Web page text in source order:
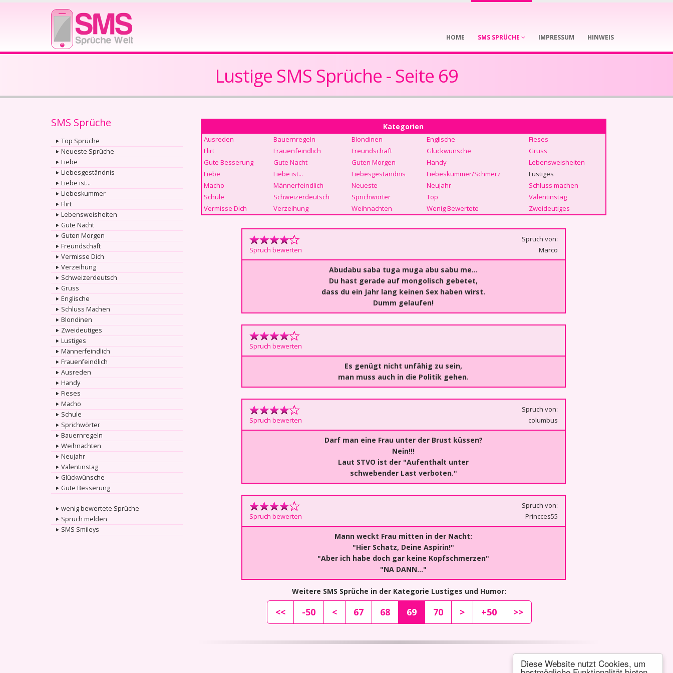
Diese Website nutzt Cookies, um
HOME SMS SPRÜCHE IMPRESSUM HINWEIS
Lustige SMS Sprüche - Seite 69
SMS Sprüche
Top Sprüche
Neueste Sprüche
Liebe
Liebesgeständnis
Liebe ist...
Liebeskummer
Flirt
Lebensweisheiten
Gute Nacht
Guten Morgen
Freundschaft
Vermisse Dich
Verzeihung
Schweizerdeutsch
Gruss
Englische
Schluss Machen
Blondinen
Zweideutiges
Lustiges
Männerfeindlich
Frauenfeindlich
Ausreden
Handy
Fieses
Macho
Schule
Sprichwörter
Bauernregeln
Weihnachten
Neujahr
Valentinstag
Glückwünsche
Gute Besserung
wenig bewertete Sprüche
Spruch melden
SMS Smileys
Kategorien
Ausreden Bauernregeln Blondinen Englische
Fieses
Flirt
Frauenfeindlich Freundschaft Glückwünsche
Gruss
Gute Besserung
Gute Nacht Guten Morgen Handy
Lebensweisheiten
Liebe
Liebe ist... Liebesgeständnis Liebeskummer/Schmerz
Lustiges
Macho
Männerfeindlich Neueste Neujahr
Schluss machen
Schule
Schweizerdeutsch Sprichwörter Top
Valentinstag
Vermisse Dich
Verzeihung Weihnachten Wenig Bewertete Zweideutiges
Spruch bewerten
Spruch von:
Marco
Abudabu saba tuga muga abu sabu me...
Du hast gerade auf mongolisch gebetet,
dass du ein Jahr lang keinen Sex haben wirst.
Dumm gelaufen!
Spruch bewerten
Es genügt nicht unfähig zu sein,
man muss auch in die Politik gehen.
Spruch bewerten
Spruch von:
columbus
Darf man eine Frau unter der Brust küssen?
Nein!!!
Laut STVO ist der "Aufenthalt unter
schwebender Last verboten."
Spruch bewerten
Spruch von:
Princces55
Mann weckt Frau mitten in der Nacht:
"Hier Schatz, Deine Aspirin!"
"Aber ich habe doch gar keine Kopfschmerzen"
"NA DANN..."
Weitere SMS Sprüche in der Kategorie Lustiges und Humor:
<< -50 < 67 68 69 70 > +50 >>